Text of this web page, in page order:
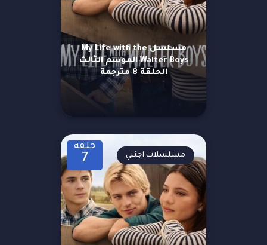
مسلسل My Life with the
Walter Boys الموسم الثالث
الحلقة 8 مترجمة
حلقة
7 مسلسلات اجنبي